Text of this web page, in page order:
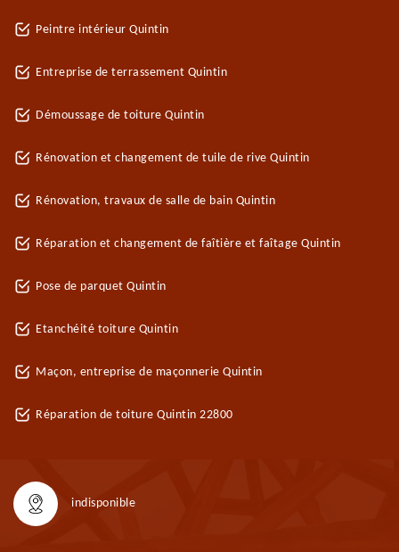
Peintre intérieur Quintin
Entreprise de terrassement Quintin
Démoussage de toiture Quintin
Rénovation et changement de tuile de rive Quintin
Rénovation, travaux de salle de bain Quintin
Réparation et changement de faîtière et faîtage Quintin
Pose de parquet Quintin
Etanchéité toiture Quintin
Maçon, entreprise de maçonnerie Quintin
Réparation de toiture Quintin 22800
indisponible